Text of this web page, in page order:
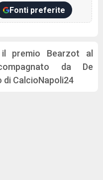
Fonti preferite
premio Bearzot al
da De
di CalcioNapoli24